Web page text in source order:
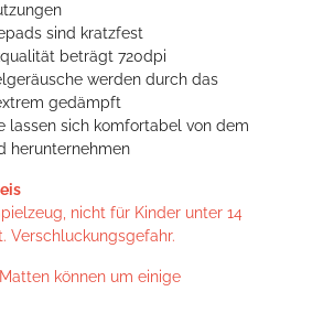
sind kratzfest
beträgt 720dpi
werden durch das
gedämpft
lassen sich komfortabel von dem
herunternehmen
nicht für Kinder unter 14
Verschluckungsgefahr.
können um einige